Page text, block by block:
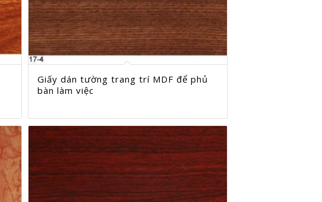
Giấy dán tường trang trí MDF để phủ
bàn làm việc